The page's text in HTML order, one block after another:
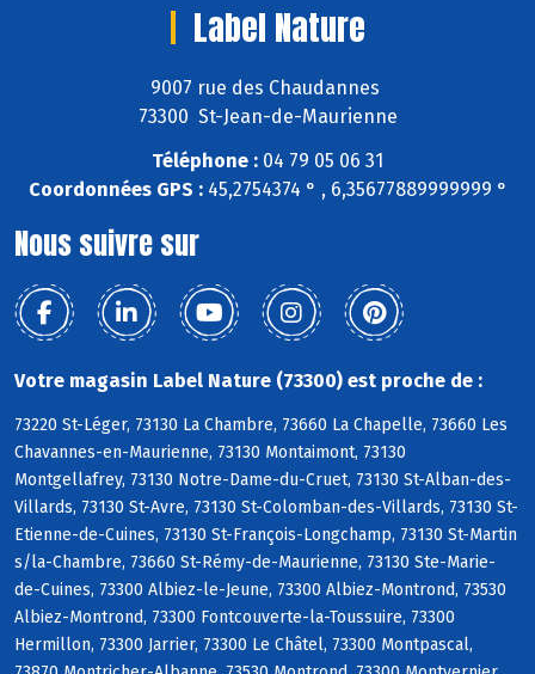
Label Nature
9007 rue des Chaudannes
73300 St-Jean-de-Maurienne
Téléphone : 04 79 05 06 31
Coordonnées GPS :45,2754374 ° , 6,35677889999999 °
Nous suivre sur
Votre magasin Label Nature (73300) est proche de :
73220 St-Léger, 73130 La Chambre, 73660 La Chapelle, 73660 Les
Chavannes-en-Maurienne, 73130 Montaimont, 73130
Montgellafrey, 73130 Notre-Dame-du-Cruet, 73130 St-Alban-des-
Villards, 73130 St-Avre, 73130 St-Colomban-des-Villards, 73130 St-
Etienne-de-Cuines, 73130 St-François-Longchamp, 73130 St-Martin
s/la-Chambre, 73660 St-Rémy-de-Maurienne, 73130 Ste-Marie-
de-Cuines, 73300 Albiez-le-Jeune, 73300 Albiez-Montrond, 73530
Albiez-Montrond, 73300 Fontcouverte-la-Toussuire, 73300
Hermillon, 73300 Jarrier, 73300 Le Châtel, 73300 Montpascal,